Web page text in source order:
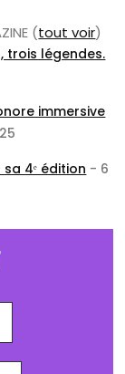
(tout voir)
trois légendes.
immersive
4ᵉ édition - 6